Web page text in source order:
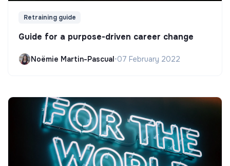
Retraining guide
Guide for a purpose-driven career change
Noëmie Martin-Pascual•07 February 2022